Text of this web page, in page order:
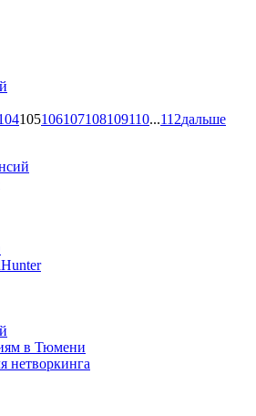
105106107108109110...112дальше
в Тюмени
нетворкинга